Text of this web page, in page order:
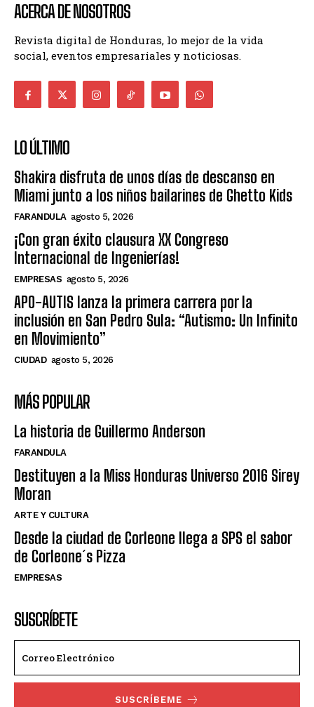
ACERCA DE NOSOTROS
Revista digital de Honduras, lo mejor de la vida
social, eventos empresariales y noticiosas.
LO ÚLTIMO
Shakira disfruta de unos días de descanso en
Miami junto a los niños bailarines de Ghetto Kids
FARANDULA agosto 5, 2026
¡Con gran éxito clausura XX Congreso
Internacional de Ingenierías!
EMPRESAS agosto 5, 2026
APO-AUTIS lanza la primera carrera por la
inclusión en San Pedro Sula: “Autismo: Un Infinito
en Movimiento”
CIUDAD agosto 5, 2026
MÁS POPULAR
La historia de Guillermo Anderson
FARANDULA
Destituyen a la Miss Honduras Universo 2016 Sirey
Moran
ARTE Y CULTURA
Desde la ciudad de Corleone llega a SPS el sabor
de Corleone´s Pizza
EMPRESAS
SUSCRÍBETE
SUSCRÍBEME